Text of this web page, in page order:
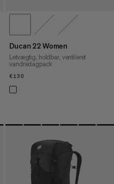
Ducan 22 Women
Letvægtig, holdbar, ventileret
vandredagpack
€130